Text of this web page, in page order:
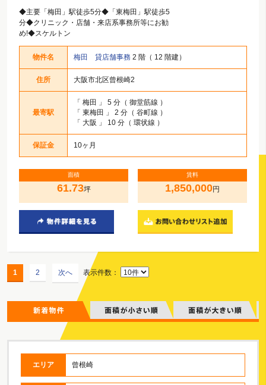
◆主要「梅田」駅徒歩5分◆「東梅田」駅徒歩5
分◆クリニック・店舗・来店系事務所等にお勧
め!◆スケルトン
物件名 梅田 貸店舗事務 2 階（ 12 階建）
住所 大阪市北区曾根崎2
最寄駅
「 梅田
」 5 分（ 御堂筋線 ）
「 東梅田
」 2 分（ 谷町線 ）
「 大阪 」 10 分（ 環状線 ）
保証金 10ヶ月
面積
61.73坪
賃料
1,850,000円
1 2 次へ 表示件数：
エリア 曾根崎